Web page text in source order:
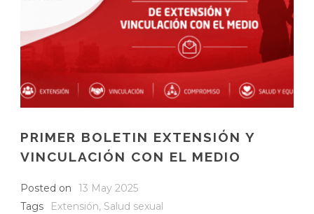
PRIMER BOLETIN EXTENSIÓN Y
VINCULACIÓN CON EL MEDIO
Posted on
13 May 2025
Tags
Extensión, Salud sexual